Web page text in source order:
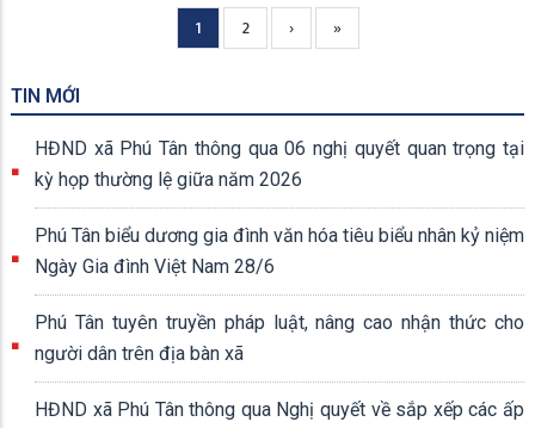
Current
page
1 Page
2
Next
page
›
Trang
cuối
»
TIN MỚI
HĐND xã Phú Tân thông qua 06 nghị quyết quan trọng tại
kỳ họp thường lệ giữa năm 2026
Phú Tân biểu dương gia đình văn hóa tiêu biểu nhân kỷ niệm
Ngày Gia đình Việt Nam 28/6
Phú Tân tuyên truyền pháp luật, nâng cao nhận thức cho
người dân trên địa bàn xã
HĐND xã Phú Tân thông qua Nghị quyết về sắp xếp các ấp